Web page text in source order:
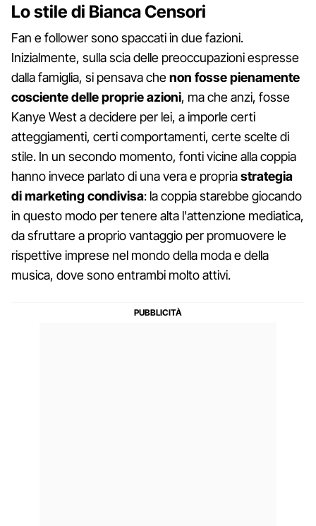
Lo stile di Bianca Censori
Fan e follower sono spaccati in due fazioni.
Inizialmente, sulla scia delle preoccupazioni espresse
dalla famiglia, si pensava chenon fosse pienamente
cosciente delle proprie azioni, ma che anzi, fosse
Kanye West a decidere per lei, a imporle certi
atteggiamenti, certi comportamenti, certe scelte di
stile. In un secondo momento, fonti vicine alla coppia
hanno invece parlato di una vera e propriastrategia
di marketing condivisa: la coppia starebbe giocando
in questo modo per tenere alta l'attenzione mediatica,
da sfruttare a proprio vantaggio per promuovere le
rispettive imprese nel mondo della moda e della
musica, dove sono entrambi molto attivi.